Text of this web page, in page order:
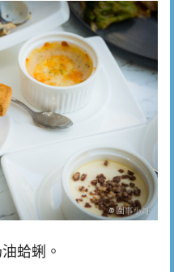
蛤蜊。